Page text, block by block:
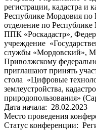
регистрации, кадастра и
Республике Мордовия по
отделение по
ППК «Роскадастр»,
учреждение
службы «Мордовский»,
Приволжскому
приглашают принять
стола «Цифровые
землеустройства,
природопользования»
Дата начала: 28.02.2023
Место проведения
Статус конференции: